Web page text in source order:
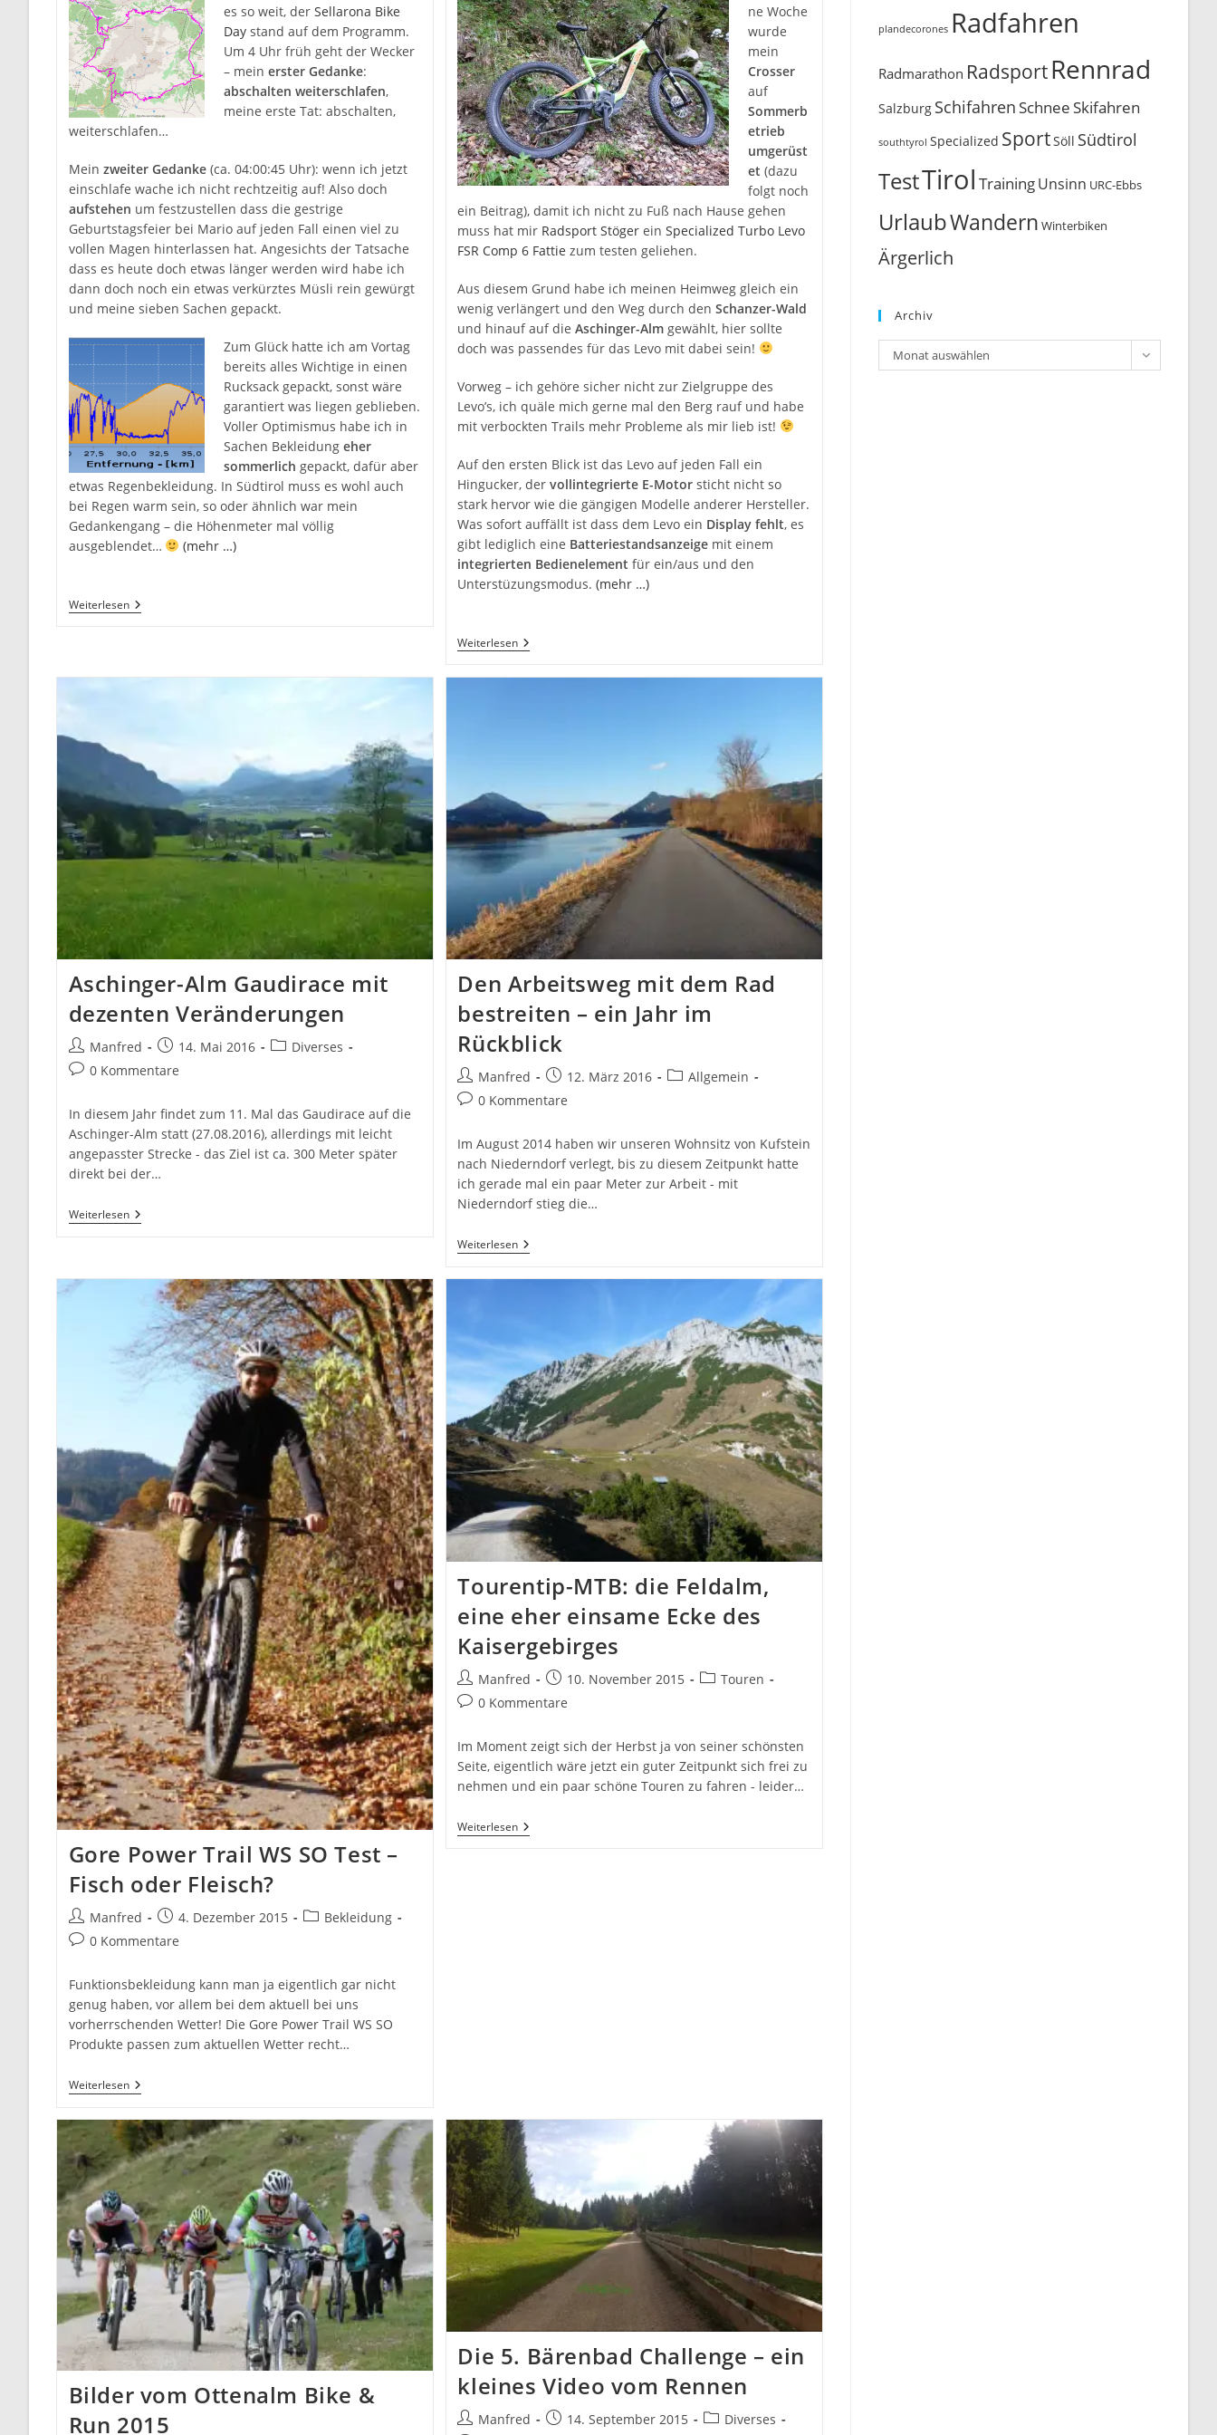
es so weit, der Sellarona Bike
Daystand auf dem Programm.
Um 4 Uhr früh geht der Wecker
– mein erster Gedanke:
abschalten weiterschlafen,
meine erste Tat: abschalten,
weiterschlafen…
Mein zweiter Gedanke(ca. 04:00:45 Uhr): wenn ich jetzt
einschlafe wache ich nicht rechtzeitig auf! Also doch
aufstehen um festzustellen dass die gestrige
Geburtstagsfeier bei Mario auf jeden Fall einen viel zu
vollen Magen hinterlassen hat. Angesichts der Tatsache
dass es heute doch etwas länger werden wird habe ich
dann doch noch ein etwas verkürztes Müsli rein gewürgt
und meine sieben Sachen gepackt.
Zum Glück hatte ich am Vortag
bereits alles Wichtige in einen
Rucksack gepackt, sonst wäre
garantiert was liegen geblieben.
Voller Optimismus habe ich in
Sachen Bekleidung eher
sommerlich gepackt, dafür aber
etwas Regenbekleidung. In Südtirol muss es wohl auch
bei Regen warm sein, so oder ähnlich war mein
Gedankengang – die Höhenmeter mal völlig
ausgeblendet…
(mehr …)
WeiterlesenSellaronda
Bike
Kalt
ne Woche
wurde
mein
Crosser
auf
Sommerb
etrieb
umgerüst
et (dazu
folgt noch
ein Beitrag), damit ich nicht zu Fuß nach Hause gehen
muss hat mir Radsport Stöger einSpecialized Turbo Levo
FSR Comp 6 Fattie zum testen geliehen.
Aus diesem Grund habe ich meinen Heimweg gleich ein
wenig verlängert und den Weg durch denSchanzer-Wald
und hinauf auf dieAschinger-Alm gewählt, hier sollte
doch was passendes für das Levo mit dabei sein!
Vorweg – ich gehöre sicher nicht zur Zielgruppe des
Levo’s, ich quäle mich gerne mal den Berg rauf und habe
mit verbockten Trails mehr Probleme als mir lieb ist!
Auf den ersten Blick ist das Levo auf jeden Fall ein
Hingucker, dervollintegrierte E-Motor sticht nicht so
stark hervor wie die gängigen Modelle anderer Hersteller.
Was sofort auffällt ist dass dem Levo ein Display fehlt, es
gibt lediglich eine Batteriestandsanzeige mit einem
integrierten Bedienelement für ein/aus und den
Unterstüzungsmodus.(mehr …)
WeiterlesenSpecialized
Turbo
Aschinger-Alm Gaudirace mit
dezenten Veränderungen
Beitrags-
Autor:
Manfred
Beitrag
veröffentlicht:
14. Mai 2016
Beitrags-
Diverses
Beitrags-
0 Kommentare
In diesem Jahr findet zum 11. Mal das Gaudirace auf die
Aschinger-Alm statt (27.08.2016), allerdings mit leicht
angepasster Strecke - das Ziel ist ca. 300 Meter später
direkt bei der…
WeiterlesenAschinger-
Alm
Veränderungen
Den Arbeitsweg mit dem Rad
bestreiten – ein Jahr im
Rückblick
Beitrags-
Autor:
Manfred
Beitrag
veröffentlicht:
12. März 2016
Beitrags-
Allgemein
Beitrags-
0 Kommentare
Im August 2014 haben wir unseren Wohnsitz von Kufstein
nach Niederndorf verlegt, bis zu diesem Zeitpunkt hatte
ich gerade mal ein paar Meter zur Arbeit - mit
Niederndorf stieg die…
WeiterlesenDen
Arbeitsweg
Ein
Jahr
Im
Rückblick
Gore Power Trail WS SO Test –
Fisch oder Fleisch?
Beitrags-
Autor:
Manfred
Beitrag
veröffentlicht:
4. Dezember 2015
Beitrags-
Bekleidung
Beitrags-
0 Kommentare
Funktionsbekleidung kann man ja eigentlich gar nicht
genug haben, vor allem bei dem aktuell bei uns
vorherrschenden Wetter! Die Gore Power Trail WS SO
Produkte passen zum aktuellen Wetter recht…
WeiterlesenGore
Power
WS
SO
Test
–
Fisch
Oder
Fleisch?
Tourentip-MTB: die Feldalm,
eine eher einsame Ecke des
Kaisergebirges
Beitrags-
Autor:
Manfred
Beitrag
veröffentlicht:
10. November 2015
Beitrags-
Touren
Beitrags-
0 Kommentare
Im Moment zeigt sich der Herbst ja von seiner schönsten
Seite, eigentlich wäre jetzt ein guter Zeitpunkt sich frei zu
nehmen und ein paar schöne Touren zu fahren - leider…
WeiterlesenTourentip-
MTB:
Bilder vom Ottenalm Bike &
Run 2015
Die 5. Bärenbad Challenge – ein
kleines Video vom Rennen
Beitrags-
Manfred
Beitrag14. September 2015
Beitrags-
Diverses
plandecorones Radfahren
Radmarathon RadsportRennrad
Salzburg Schifahren Schnee Skifahren
southtyrol Specialized SportSöll Südtirol
TestTirol TrainingUnsinn URC-Ebbs
UrlaubWandern Winterbiken
Ärgerlich
Archiv
Archiv
Monat auswählen